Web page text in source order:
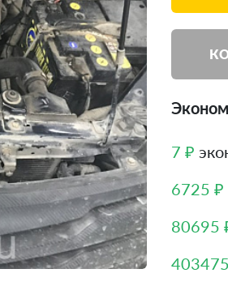
7 ₽
6725 ₽
80695